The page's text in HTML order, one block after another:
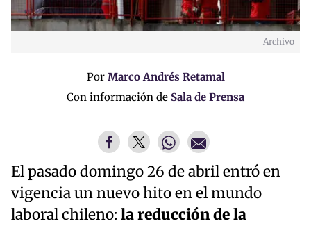
Archivo
Por Marco Andrés Retamal
Con información de Sala de Prensa
El pasado domingo 26 de abril entró en
vigencia un nuevo hito en el mundo
laboral chileno: la reducción de la